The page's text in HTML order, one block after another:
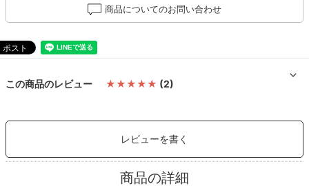
商品についてのお問い合わせ
この商品のレビュー ★★★★★ (2)
レビューを書く
商品の詳細